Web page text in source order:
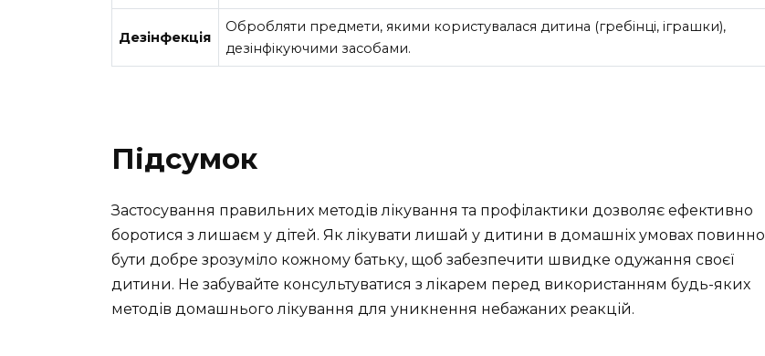
Дезінфекція
Обробляти предмети, якими користувалася дитина (гребінці, іграшки),
дезінфікуючими засобами.
Підсумок
Застосування правильних методів лікування та профілактики дозволяє ефективно
боротися з лишаєм у дітей. Як лікувати лишай у дитини в домашніх умовах повинно
бути добре зрозуміло кожному батьку, щоб забезпечити швидке одужання своєї
дитини. Не забувайте консультуватися з лікарем перед використанням будь-яких
методів домашнього лікування для уникнення небажаних реакцій.